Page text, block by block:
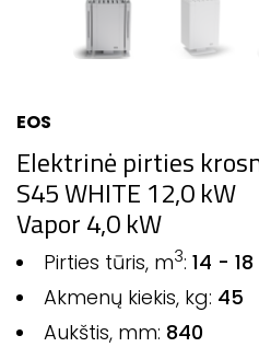
EOS
Elektrinė pirties
S45 WHITE 12,0 kW
Vapor 4,0 kW
Pirties tūris, m3: 14 - 18
Akmenų kiekis, kg: 45
Aukštis, mm: 840